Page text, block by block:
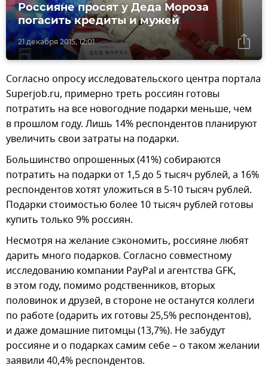
21 декабря 2015, 12:01
Россияне просят у Деда Мороза
погасить кредиты и мужей
Согласно опросу исследовательского центра портала
Superjob.ru, примерно треть россиян готовы
потратить на все новогодние подарки меньше, чем
в прошлом году. Лишь 14% респондентов планируют
увеличить свои затраты на подарки.
Большинство опрошенных (41%) собираются
потратить на подарки от 1,5 до 5 тысяч рублей, а 16%
респондентов хотят уложиться в 5-10 тысяч рублей.
Подарки стоимостью более 10 тысяч рублей готовы
купить только 9% россиян.
Несмотря на желание сэкономить, россияне любят
дарить много подарков. Согласно совместному
исследованию компании PayPal и агентства GFK,
в этом году, помимо родственников, вторых
половинок и друзей, в стороне не останутся коллеги
по работе (одарить их готовы 25,5% респондентов),
и даже домашние питомцы (13,7%). Не забудут
россияне и о подарках самим себе – о таком желании
заявили 40,4% респондентов.